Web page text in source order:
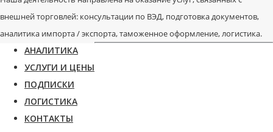
внешней торговлей: консультации по ВЭД, подготовка документов,
аналитика импорта / экспорта, таможенное оформление, логистика.
АНАЛИТИКА
УСЛУГИ И ЦЕНЫ
ПОДПИСКИ
ЛОГИСТИКА
КОНТАКТЫ